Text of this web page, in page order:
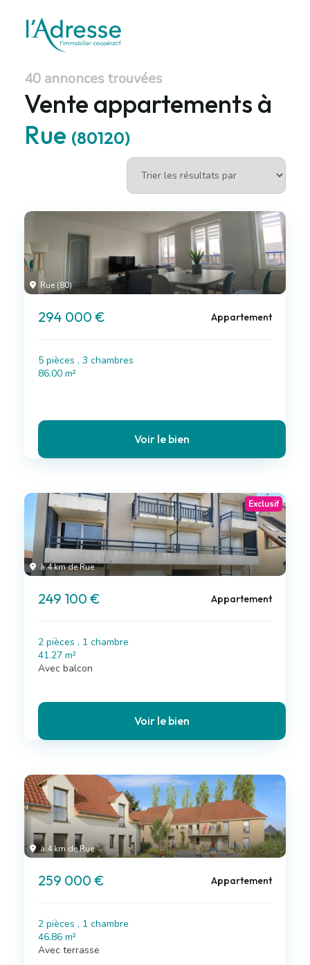
40 annonces trouvées
Vente appartements à
Rue (80120)
Rue (80)
294 000 € Appartement
5 pièces , 3 chambres
86.00 m²
Voir le bien
à 4 km de Rue
Exclusif
249 100 € Appartement
2 pièces , 1 chambre
41.27 m²
Avec balcon
Voir le bien
à 4 km de Rue
259 000 € Appartement
2 pièces , 1 chambre
46.86 m²
Avec terrasse